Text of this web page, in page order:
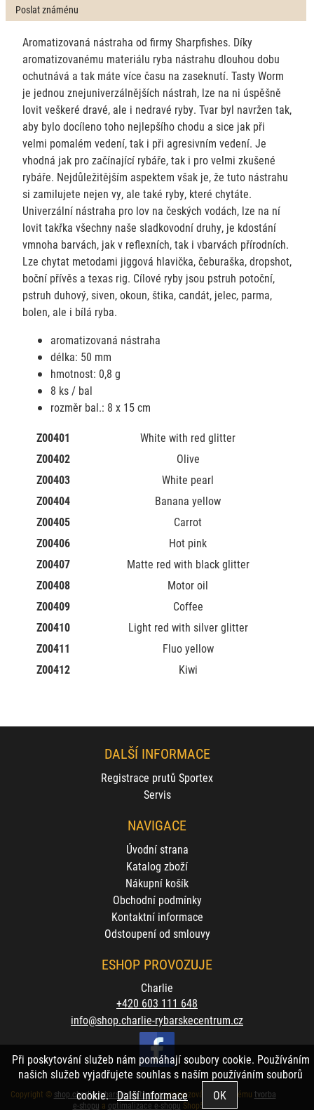
Poslat známénu
Aromatizovaná nástraha od firmy Sharpfishes. Díky
aromatizovanému materiálu ryba nástrahu dlouhou dobu
ochutnává a tak máte více času na zaseknutí. Tasty Worm
je jednou znejuniverzálnějších nástrah, lze na ni úspěšně
lovit veškeré dravé, ale i nedravé ryby. Tvar byl navržen tak,
aby bylo docíleno toho nejlepšího chodu a sice jak při
velmi pomalém vedení, tak i při agresivním vedení. Je
vhodná jak pro začínající rybáře, tak i pro velmi zkušené
rybáře. Nejdůležitějším aspektem však je, že tuto nástrahu
si zamilujete nejen vy, ale také ryby, které chytáte.
Univerzální nástraha pro lov na českých vodách, lze na ní
lovit takřka všechny naše sladkovodní druhy, je kdostání
vmnoha barvách, jak v reflexních, tak i vbarvách přírodních.
Lze chytat metodami jiggová hlavička, čeburaška, dropshot,
boční přívěs a texas rig. Cílové ryby jsou pstruh potoční,
pstruh duhový, siven, okoun, štika, candát, jelec, parma,
bolen, ale i bílá ryba.
aromatizovaná nástraha
délka: 50 mm
hmotnost: 0,8 g
8 ks / bal
rozměr bal.: 8 x 15 cm
Z00401
White with red glitter
Z00402
Olive
Z00403
White pearl
Z00404
Banana yellow
Z00405
Carrot
Z00406
Hot pink
Z00407
Matte red with black glitter
Z00408
Motor oil
Z00409
Coffee
Z00410
Light red with silver glitter
Z00411
Fluo yellow
Z00412
Kiwi
DALŠÍ INFORMACE
Registrace prutů Sportex
Servis
NAVIGACE
Úvodní strana
Katalog zboží
Nákupní košík
Obchodní podmínky
Kontaktní informace
Odstoupení od smlouvy
ESHOP PROVOZUJE
Charlie
+420 603 111 648
info@shop.charlie-rybarskecentrum.cz
Copyright © shop.charlie-rybarskecentrum.cz,provozováno na systému tvorba
e-shopu a optimalizace e-shopu Shop5.cz
Při poskytování služeb nám pomáhají soubory cookie. Používáním
našich služeb vyjadřujete souhlas s naším používáním souborů
cookie.Další informace